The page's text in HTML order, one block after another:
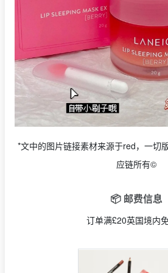
*文中的图片链接素材来源于red，一切
应链所有©
📦 邮费信息
订单满£20英国境内